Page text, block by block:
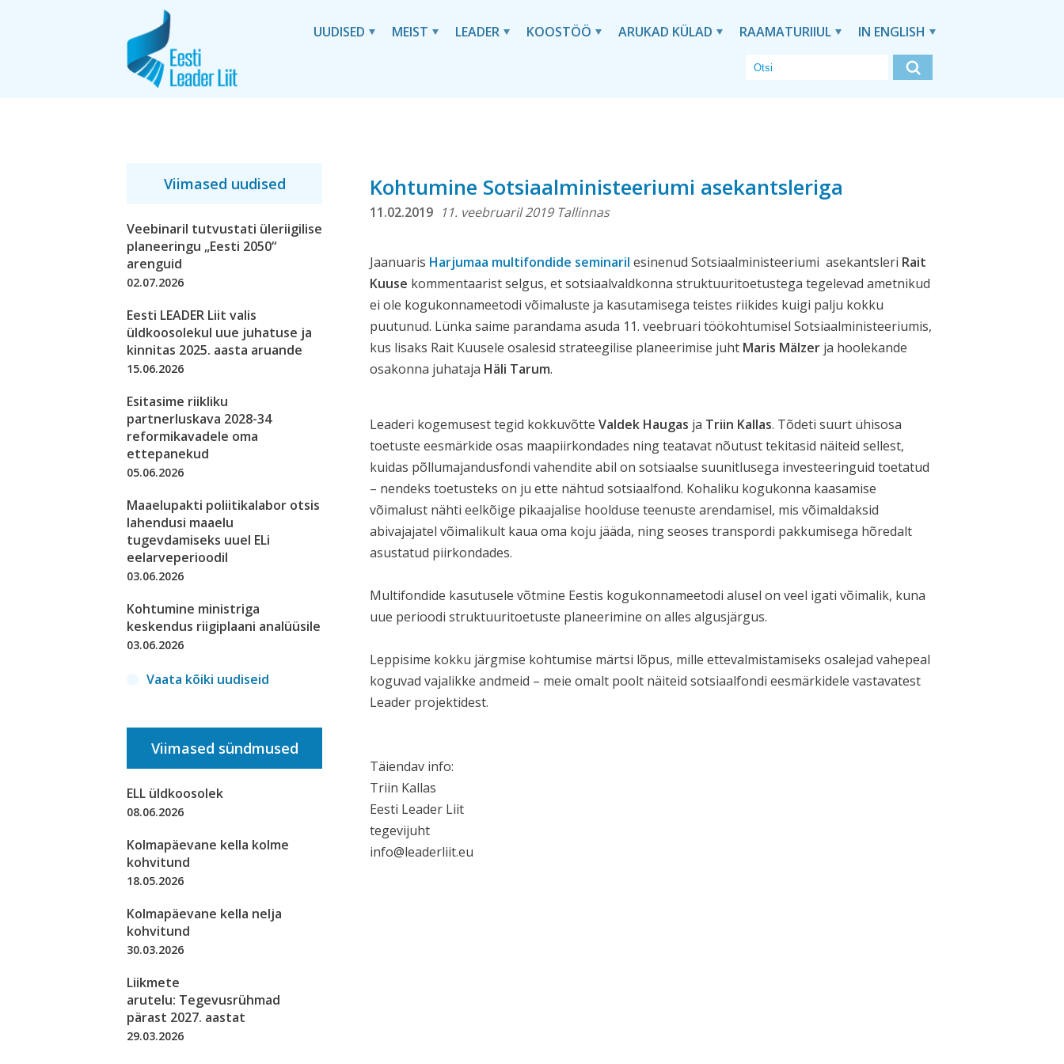
UUDISED MEIST LEADER KOOSTÖÖ ARUKAD KÜLAD RAAMATURIIUL IN ENGLISH
Viimased uudised
Veebinaril tutvustati üleriigilise
planeeringu „Eesti 2050“
arenguid
02.07.2026
Eesti LEADER Liit valis
üldkoosolekul uue juhatuse ja
kinnitas 2025. aasta aruande
15.06.2026
Esitasime riikliku
partnerluskava 2028-34
reformikavadele oma
ettepanekud
05.06.2026
Maaelupakti poliitikalabor otsis
lahendusi maaelu
tugevdamiseks uuel ELi
eelarveperioodil
03.06.2026
Kohtumine ministriga
keskendus riigiplaani analüüsile
03.06.2026
Vaata kõiki uudiseid
Viimased sündmused
ELL üldkoosolek
08.06.2026
Kolmapäevane kella kolme
kohvitund
18.05.2026
Kolmapäevane kella nelja
kohvitund
30.03.2026
Liikmete
arutelu: Tegevusrühmad
pärast 2027. aastat
29.03.2026
Kohtumine Sotsiaalministeeriumi asekantsleriga
11.02.2019 11. veebruaril 2019 Tallinnas
Jaanuaris Harjumaa multifondide seminaril esinenud Sotsiaalministeeriumi asekantsleri Rait
Kuuse kommentaarist selgus, et sotsiaalvaldkonna struktuuritoetustega tegelevad ametnikud
ei ole kogukonnameetodi võimaluste ja kasutamisega teistes riikides kuigi palju kokku
puutunud. Lünka saime parandama asuda 11. veebruari töökohtumisel Sotsiaalministeeriumis,
kus lisaks Rait Kuusele osalesid strateegilise planeerimise juht Maris Mälzer ja hoolekande
osakonna juhataja Häli Tarum.
Leaderi kogemusest tegid kokkuvõtteValdek Haugas ja Triin Kallas. Tõdeti suurt ühisosa
toetuste eesmärkide osas maapiirkondades ning teatavat nõutust tekitasid näiteid sellest,
kuidas põllumajandusfondi vahendite abil on sotsiaalse suunitlusega investeeringuid toetatud
– nendeks toetusteks on ju ette nähtud sotsiaalfond. Kohaliku kogukonna kaasamise
võimalust nähti eelkõige pikaajalise hoolduse teenuste arendamisel, mis võimaldaksid
abivajajatel võimalikult kaua oma koju jääda, ning seoses transpordi pakkumisega hõredalt
asustatud piirkondades.
Multifondide kasutusele võtmine Eestis kogukonnameetodi alusel on veel igati võimalik, kuna
uue perioodi struktuuritoetuste planeerimine on alles algusjärgus.
Leppisime kokku järgmise kohtumise märtsi lõpus, mille ettevalmistamiseks osalejad vahepeal
koguvad vajalikke andmeid – meie omalt poolt näiteid sotsiaalfondi eesmärkidele vastavatest
Leader projektidest.
Täiendav info:
Triin Kallas
Eesti Leader Liit
tegevijuht
info@leaderliit.eu